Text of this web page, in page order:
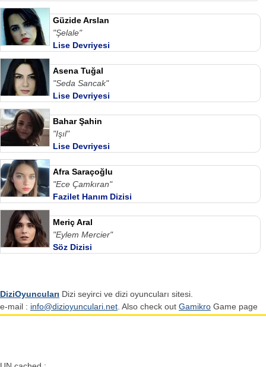
Güzide Arslan
"Şelale"
Lise Devriyesi
Asena Tuğal
"Seda Sancak"
Lise Devriyesi
Bahar Şahin
"Işıl"
Lise Devriyesi
Afra Saraçoğlu
"Ece Çamkıran"
Fazilet Hanım Dizisi
Meriç Aral
"Eylem Mercier"
Söz Dizisi
DiziOyuncuları Dizi seyirci ve dizi oyuncuları sitesi.
e-mail : info@dizioyunculari.net . Also check out Gamikro Game page